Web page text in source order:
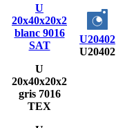
U
20x40x20x2
blanc 9016
SAT
U
20x40x20x2
gris 7016
TEX
U20402
U20402